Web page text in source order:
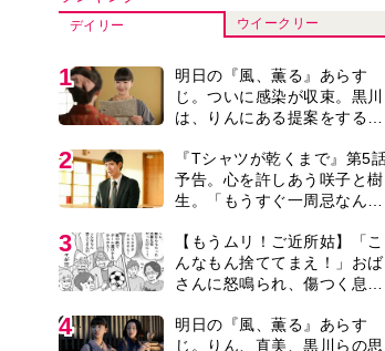
【第3話】
4
明日の『風、薫る』あらす
じ。りん、直美、黒川らの思
ずつ理解を示し始める＜ネタ
バレあり＞
5
【もうムリ！ご近所姑】勝手
に自宅の庭へ入ってくるおば
レートして…【第2話】
6
【もうムリ！ご近所姑】「今
日はどこ行くん？」出かける
ん。毎日監視される生活が始
まり…【第1話】
7
＜3人って誰のこと？＞『Tシ
ャツが乾くまで』水族館で咲
に視聴者「これも何かの伏
『Tシャツが乾くまで』第5話